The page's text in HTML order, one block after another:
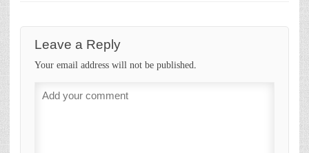
Leave a Reply
Your email address will not be published.